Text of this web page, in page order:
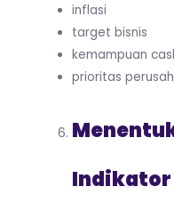
inflasi
target bisnis
kemampuan
prioritas
Indikator